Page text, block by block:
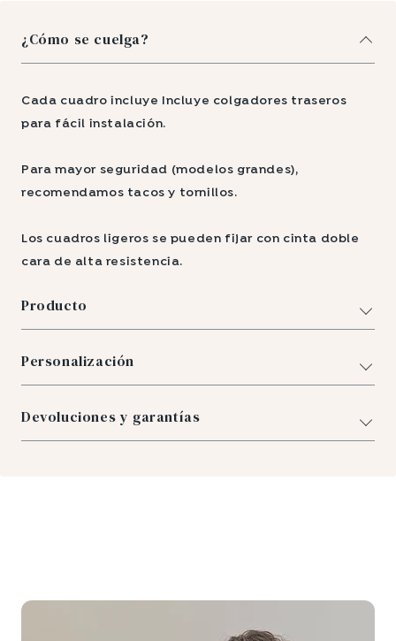
¿Cómo se cuelga?
Cada cuadro incluye Incluye colgadores traseros
para fácil instalación.
Para mayor seguridad (modelos grandes),
recomendamos tacos y tornillos.
Los cuadros ligeros se pueden fijar con cinta doble
cara de alta resistencia.
Producto
Personalización
Devoluciones y garantías